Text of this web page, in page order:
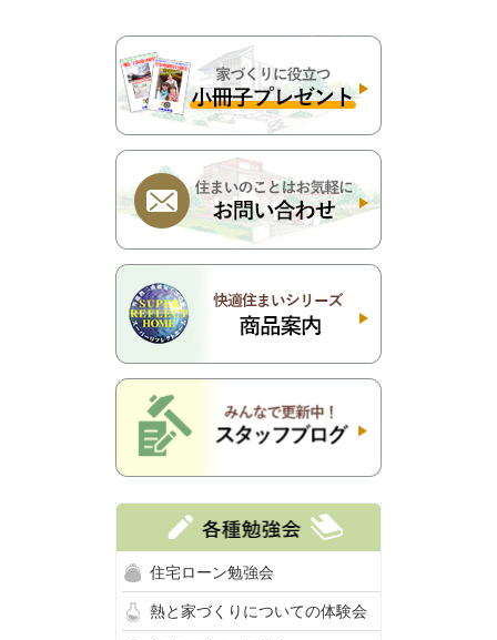
住宅ローン勉強会
熱と家づくりについての体験会